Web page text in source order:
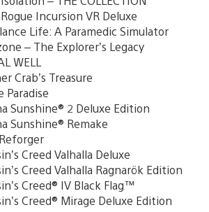
Incursion VR Deluxe
Life: A Paramedic Simulator
– The Explorer’s Legacy
WELL
Crab’s Treasure
Paradise
Sunshine® 2 Deluxe Edition
Sunshine® Remake
Creed Valhalla Deluxe
Creed Valhalla Ragnarök Edition
Creed® IV Black Flag™
Creed® Mirage Deluxe Edition